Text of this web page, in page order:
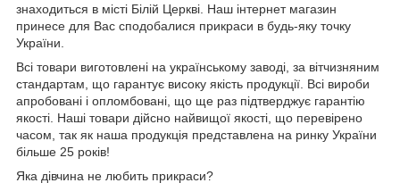
знаходиться в місті Білій Церкві. Наш інтернет магазин
принесе для Вас сподобалися прикраси в будь-яку точку
України.
Всі товари виготовлені на українському заводі, за вітчизняним
стандартам, що гарантує високу якість продукції. Всі вироби
апробовані і опломбовані, що ще раз підтверджує гарантію
якості. Наші товари дійсно найвищої якості, що перевірено
часом, так як наша продукція представлена на ринку України
більше 25 років!
Яка дівчина не любить прикраси?